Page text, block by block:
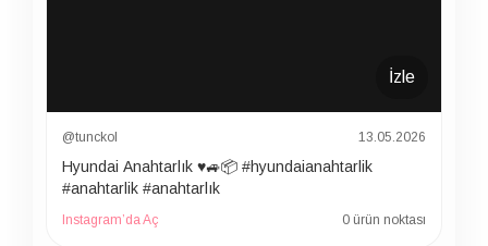
İzle
@tunckol 13.05.2026
Hyundai Anahtarlık ♥️🚙📦 #hyundaianahtarlik
#anahtarlik #anahtarlık
Instagram’da Aç 0 ürün noktası